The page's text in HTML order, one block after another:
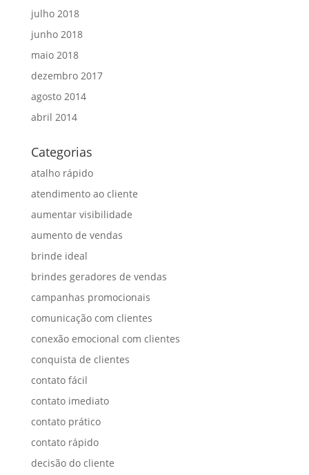
julho 2018
junho 2018
maio 2018
dezembro 2017
agosto 2014
abril 2014
Categorias
atalho rápido
atendimento ao cliente
aumentar visibilidade
aumento de vendas
brinde ideal
brindes geradores de vendas
campanhas promocionais
comunicação com clientes
conexão emocional com clientes
conquista de clientes
contato fácil
contato imediato
contato prático
contato rápido
decisão do cliente